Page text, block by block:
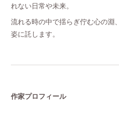
れない日常や未来。
流れる時の中で揺らぎ佇む心の淵
姿に託します。
作家プロフィール